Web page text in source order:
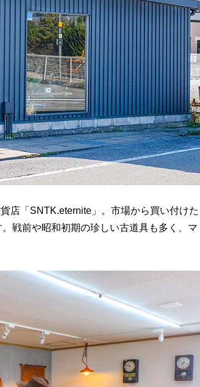
店「SNTK.eternite」。市場から買い付けた
戦前や昭和初期の珍しい古道具も多く、マ